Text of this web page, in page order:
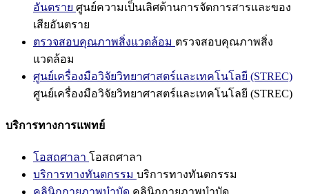
อันตราย ศูนย์ความเป็นเลิศด้านการจัดการสารและของ
เสียอันตราย
ตรวจสอบคุณภาพสิ่งแวดล้อม ตรวจสอบคุณภาพสิ่ง
แวดล้อม
ศูนย์เครื่องมือวิจัยวิทยาศาสตร์และเทคโนโลยี (STREC)
ศูนย์เครื่องมือวิจัยวิทยาศาสตร์และเทคโนโลยี (STREC)
บริการทางการแพทย์
โอสถศาลา โอสถศาลา
บริการทางทันตกรรม บริการทางทันตกรรม